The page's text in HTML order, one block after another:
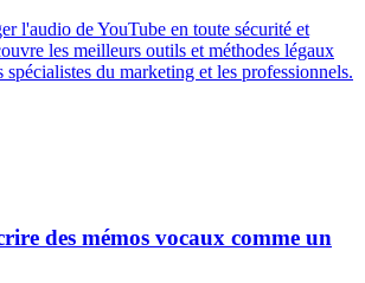
l'audio de YouTube en toute sécurité et
les meilleurs outils et méthodes légaux
spécialistes du marketing et les professionnels.
des mémos vocaux comme un